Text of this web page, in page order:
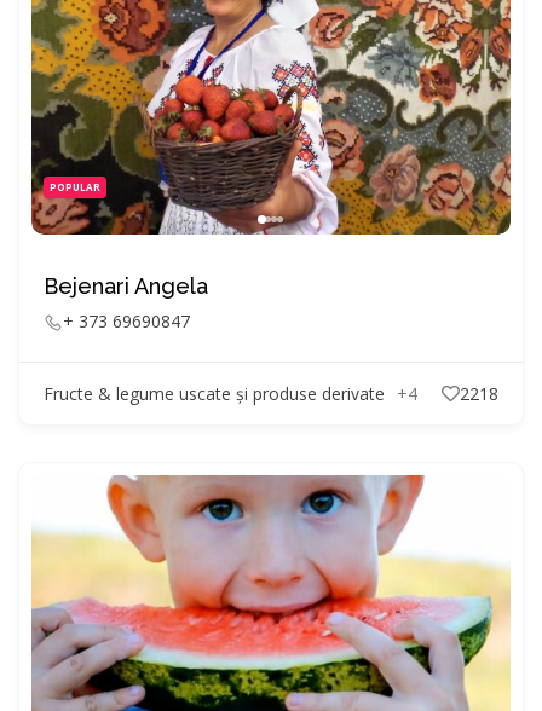
POPULAR
Bejenari Angela
+ 373 69690847
Fructe & legume uscate și produse derivate +4 2218